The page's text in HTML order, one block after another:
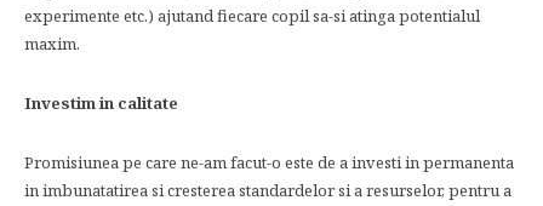
experimente etc.) ajutand fiecare copil sa-si atinga potentialul
maxim.
Investim in calitate
Promisiunea pe care ne-am facut-o este de a investi in permanenta
in imbunatatirea si cresterea standardelor si a resurselor, pentru a